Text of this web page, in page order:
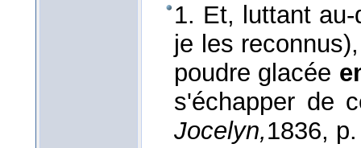
1. Et, luttant
je les
poudre glacée
s'échapper de
Jocelyn,1836,